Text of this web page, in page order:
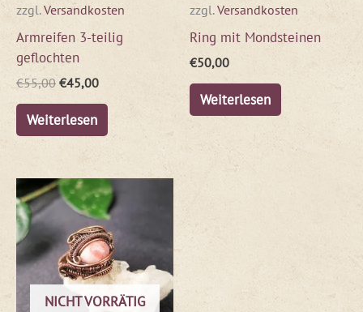
zzgl.Versandkosten
Armreifen 3-teilig
geflochten
€55,00 €45,00
Weiterlesen
zzgl.Versandkosten
Ring mit Mondsteinen
€50,00
Weiterlesen
NICHT VORRÄTIG